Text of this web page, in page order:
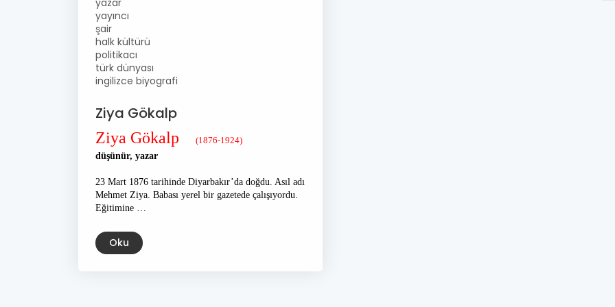
yazar
yayıncı
şair
halk kültürü
politikacı
türk dünyası
ingilizce biyografi
Ziya Gökalp
Ziya Gökalp
(1876-1924)
düşünür, yazar
23 Mart 1876 tarihinde Diyarbakır’da doğdu. Asıl adı
Mehmet Ziya. Babası yerel bir gazetede çalışıyordu.
Eğitimine …
Oku